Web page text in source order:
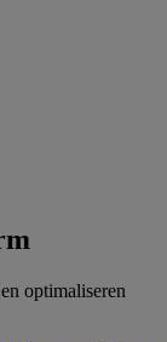
optimaliseren